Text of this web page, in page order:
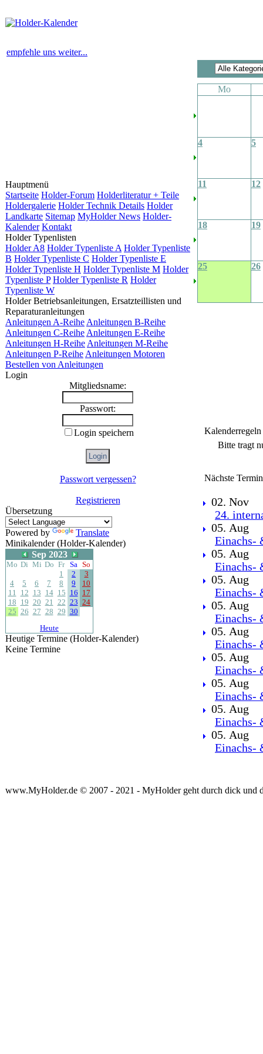
empfehle uns weiter...
Hauptmenü
Startseite Holder-Forum Holderliteratur + Teile
Holdergalerie Holder Technik Details Holder
Landkarte Sitemap MyHolder News Holder-
Kalender Kontakt
Holder Typenlisten
Holder A8 Holder Typenliste A Holder Typenliste
B Holder Typenliste C Holder Typenliste E
Holder Typenliste H Holder Typenliste M Holder
Typenliste P Holder Typenliste R Holder
Typenliste W
Holder Betriebsanleitungen, Ersatzteillisten und
Reparaturanleitungen
Anleitungen A-Reihe Anleitungen B-Reihe
Anleitungen C-Reihe Anleitungen E-Reihe
Anleitungen H-Reihe Anleitungen M-Reihe
Anleitungen P-Reihe Anleitungen Motoren
Bestellen von Anleitungen
Login
Mitgliedsname:
Passwort:
Login speichern
Passwort vergessen?
Registrieren
Übersetzung
Powered by
Translate
Minikalender (Holder-Kalender)
Sep 2023
Mo Di Mi Do Fr Sa So
1
2
3
4
5 6 7 8 9
10
11 12 13 14 15 16 17
18 19 20 21 22 23 24
25 26 27 28 29 30
Heute
Heutige Termine (Holder-Kalender)
Keine Termine
Mo
4 5
11 12
18 19
25 26
Kalenderregeln
Bitte tragt
Nächste
02. Nov
24.
05. Aug
Einachs-
05. Aug
Einachs-
05. Aug
Einachs-
05. Aug
Einachs-
05. Aug
Einachs-
05. Aug
Einachs-
05. Aug
Einachs-
05. Aug
Einachs-
05. Aug
Einachs-
www.MyHolder.de © 2007 - 2021 - MyHolder geht durch dick und